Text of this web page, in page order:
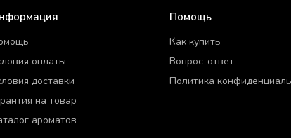
оплаты
доставки
на товар
ароматов
Помощь
Как купить
Вопрос-ответ
Политика